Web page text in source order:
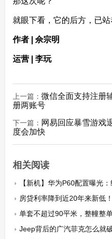
就眼下看，它的后方，已站
作者 | 佘宗明
运营 | 李玩
上一篇： 微信全面支持注册
册两账号
下一篇： 网易回应暴雪游戏
度会加快
相关阅读
【新机】华为P60配置曝光
房贷利率降到近20年来新低
单套不超过90平米，整幢整单元收购！重庆
Jeep背后的广汽菲克怎么就